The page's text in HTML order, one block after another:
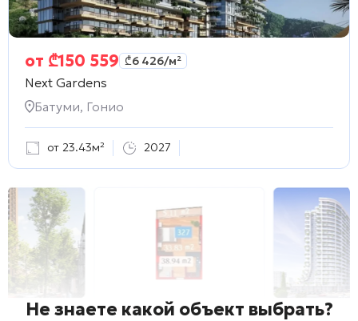
от ₾150 559 ₾6 426/м²
Next Gardens
Батуми, Гонио
от 23.43м² 2027
Не знаете какой объект выбрать?